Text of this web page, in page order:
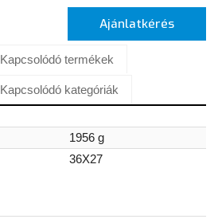
Ajánlatkérés
Kapcsolódó termékek
Kapcsolódó kategóriák
1956 g
36X27